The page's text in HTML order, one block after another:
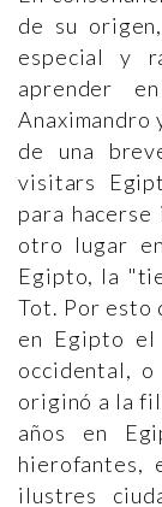
de su
especial y
aprender
Anaximandro
de una
visitars
para
otro lugar
Egipto, la
Tot. Por esto
en Egipto
occidental,
originó a la
años en
hierofantes,
ilustres